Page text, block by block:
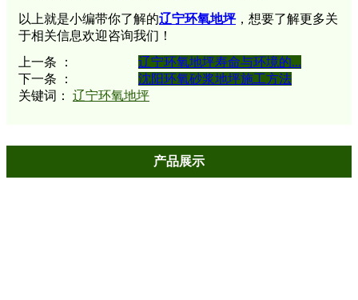
以上就是小编带你了解的辽宁环氧地坪，想要了解更多关
于相关信息欢迎咨询我们！
上一条 ：
辽宁环氧地坪寿命与环境的...
下一条 ：
沈阳环氧砂浆地坪施工方法
关键词： 辽宁环氧地坪
产品展示